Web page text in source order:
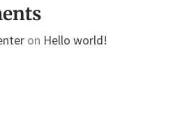
on Hello world!